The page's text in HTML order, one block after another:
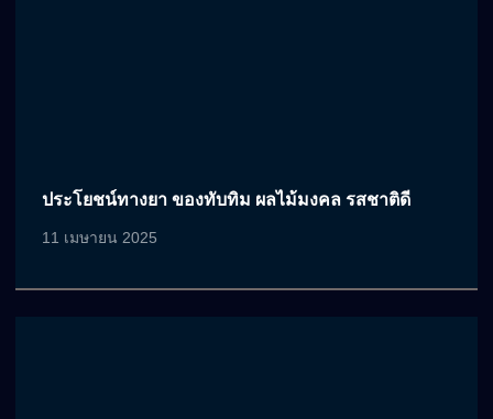
ประโยชน์ทางยา ของทับทิม ผลไม้มงคล รสชาติดี
11 เมษายน 2025